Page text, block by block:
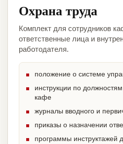
Охрана труда
Комплект для сотрудников
ответственные лица и
работодателя.
положение о системе
инструкции по
кафе
журналы вводного и
приказы о назначении
программы инструктажей